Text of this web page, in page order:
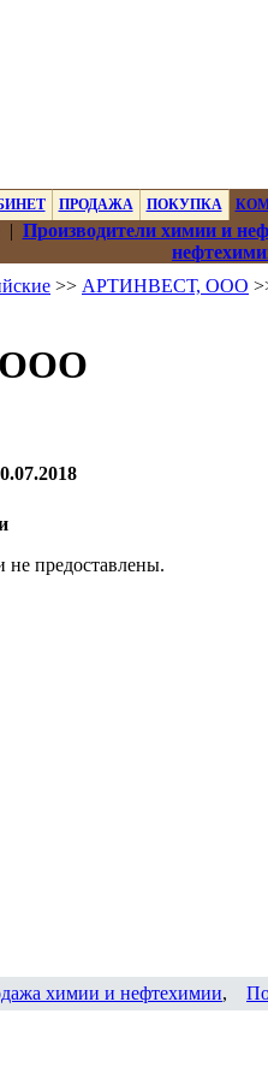
ПРОДАЖА ПОКУПКА
| Производители химии и
>> АРТИНВЕСТ, ООО
не предоставлены.
химии и нефтехимии,